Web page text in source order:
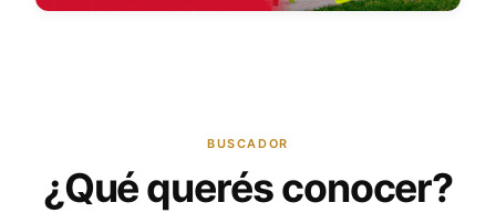
BUSCADOR
¿Qué querés conocer?